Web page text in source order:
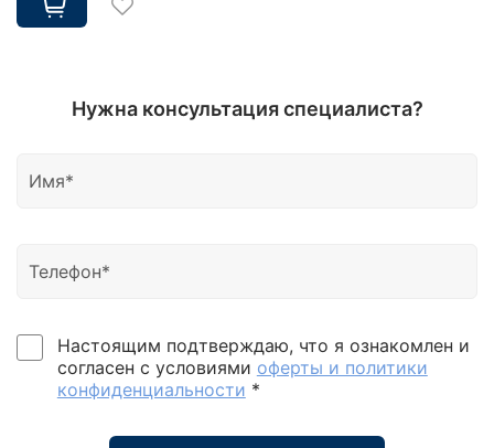
Нужна консультация специалиста?
Настоящим подтверждаю, что я ознакомлен и
согласен с условиями оферты и политики
конфиденциальности *